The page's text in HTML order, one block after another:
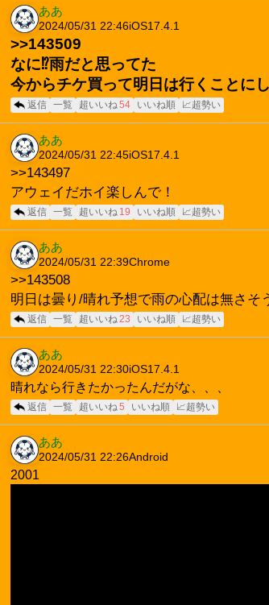
ああ
2024/05/31 22:46iOS17.4.1
>>143509
なに⁉️雨だと思ってた
今からチケ買って明日は行くことに
返信 一覧 超いいね 54 いいね順 📈超勢い
ああ
2024/05/31 22:45iOS17.4.1
>>143497
アウェイだホイ楽しんで！
返信 一覧 超いいね 19 いいね順 📈超勢い
ああ
2024/05/31 22:39Chrome
>>143508
明日は曇り/晴れ予想で雨の心配は無さ
返信 一覧 超いいね 23 いいね順 📈超勢い
ああ
2024/05/31 22:30iOS17.4.1
晴れなら行きたかったんだがな、、、
返信 一覧 超いいね 5 いいね順 📈超勢い
ああ
2024/05/31 22:26Android
2001